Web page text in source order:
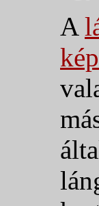
A